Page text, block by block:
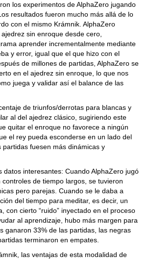
los experimentos de AlphaZero jugando
resultados fueron mucho más allá de lo
con el mismo Krámnik. AlphaZero
sin enroque desde cero,
aprender incrementalmente mediante
y error, igual que el que hizo con el
de millones de partidas, AlphaZero se
en el ajedrez sin enroque, lo que nos
juega y validar así el balance de las
de triunfos/derrotas para blancas y
al del ajedrez clásico, sugiriendo este
quitar el enroque no favorece a ningún
el rey pueda esconderse en un lado del
partidas fuesen más dinámicas y
datos interesantes: Cuando AlphaZero jugó
de tiempo largos, se tuvieron
pero parejas. Cuando se le daba a
del tiempo para meditar, es decir, un
con cierto “ruido” inyectado en el proceso
al aprendizaje, hubo más margen para
ganaron 33% de las partidas, las negras
terminaron en empates.
las ventajas de esta modalidad de